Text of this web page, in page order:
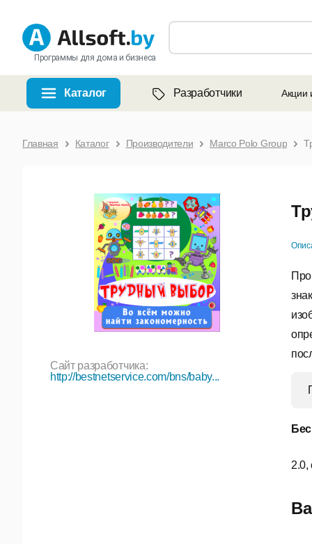
Программы для дома и бизнеса
Каталог Разработчики Акции
Главная Каталог Производители Marco Polo Group
Сайт разработчика:
http://bestnetservice.com/bns/baby...